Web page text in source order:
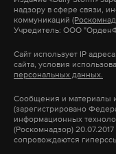
журналистам,
телепроектах
проекты были
уволены или это
ответа не было,
сразу в
возвращать, а
году Леонтьев
Юрьевце. Через
филиал
имени Плеханова,
художественной
В 1971 году занял
надзору в сфере связи,
коммуникаций
Учредитель: ООО
Сайт использует IP
сайта, условия
персональных данных.
Сообщения и материалы
(зарегистрировано
информационных
(Роскомнадзор)
сопровождаются